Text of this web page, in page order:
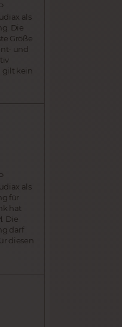
als
Die
Größe
und
gilt kein
als
für
hat
Die
darf
diesen